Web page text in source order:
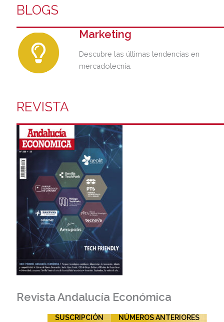
BLOGS
Marketing
Descubre las últimas tendencias en
mercadotecnia.
REVISTA
Revista Andalucía Económica
SUSCRIPCIÓN NÚMEROS ANTERIORES